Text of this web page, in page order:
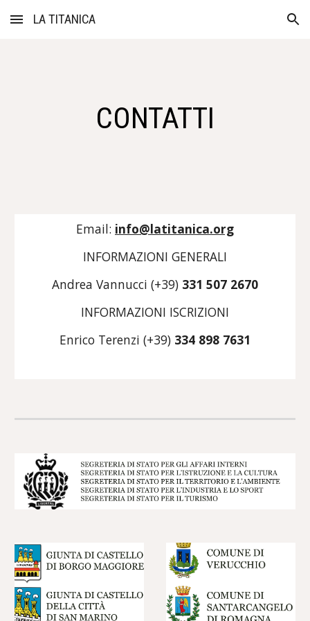
Skip to main content Skip to navigation
LA TITANICA
CONTATTI
Email: info@latitanica.org
INFORMAZIONI GENERALI
Andrea Vannucci (+39) 331 507 2670
INFORMAZIONI ISCRIZIONI
Enrico Terenzi (+39) 334 898 7631